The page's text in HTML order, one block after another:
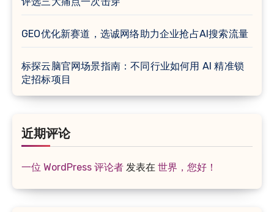
GEO优化新赛道，选诚网络助力企业抢占AI搜索流量
标探云脑官网场景指南：不同行业如何用 AI 精准锁
定招标项目
近期评论
一位 WordPress 评论者 发表在 世界，您好！